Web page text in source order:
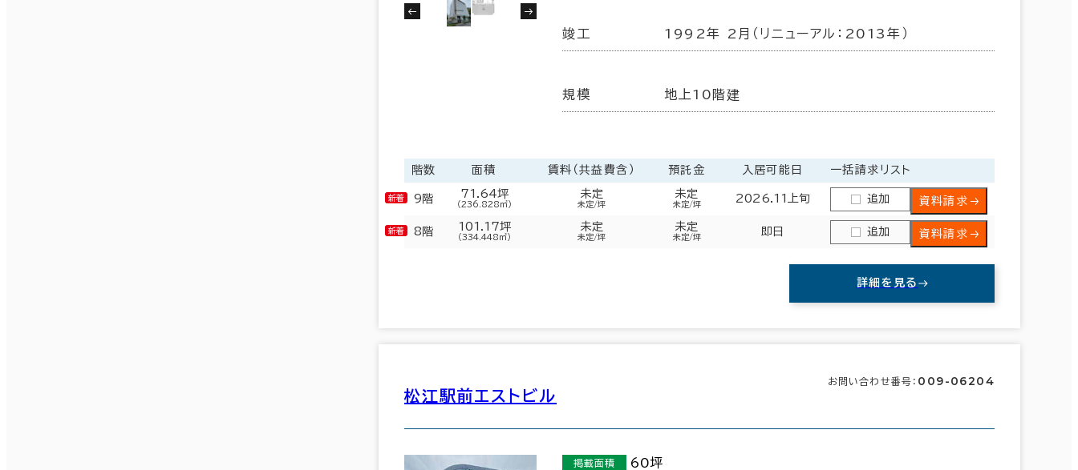
竣工 1992年 2月（リニューアル：2013年）
規模 地上10階建
階数 面積 賃料（共益費含） 預託金 入居可能日 一括請求リスト
9階 71.64坪
（236.828㎡）
未定
未定/坪
未定
未定/坪 2026.11上旬 追加 資料請求
8階 101.17坪
（334.448㎡）
未定
未定/坪
未定
未定/坪 即日 追加 資料請求
詳細を見る
松江駅前エストビル
お問い合わせ番号： 009-06204
掲載面積 60坪
この条件で検索する